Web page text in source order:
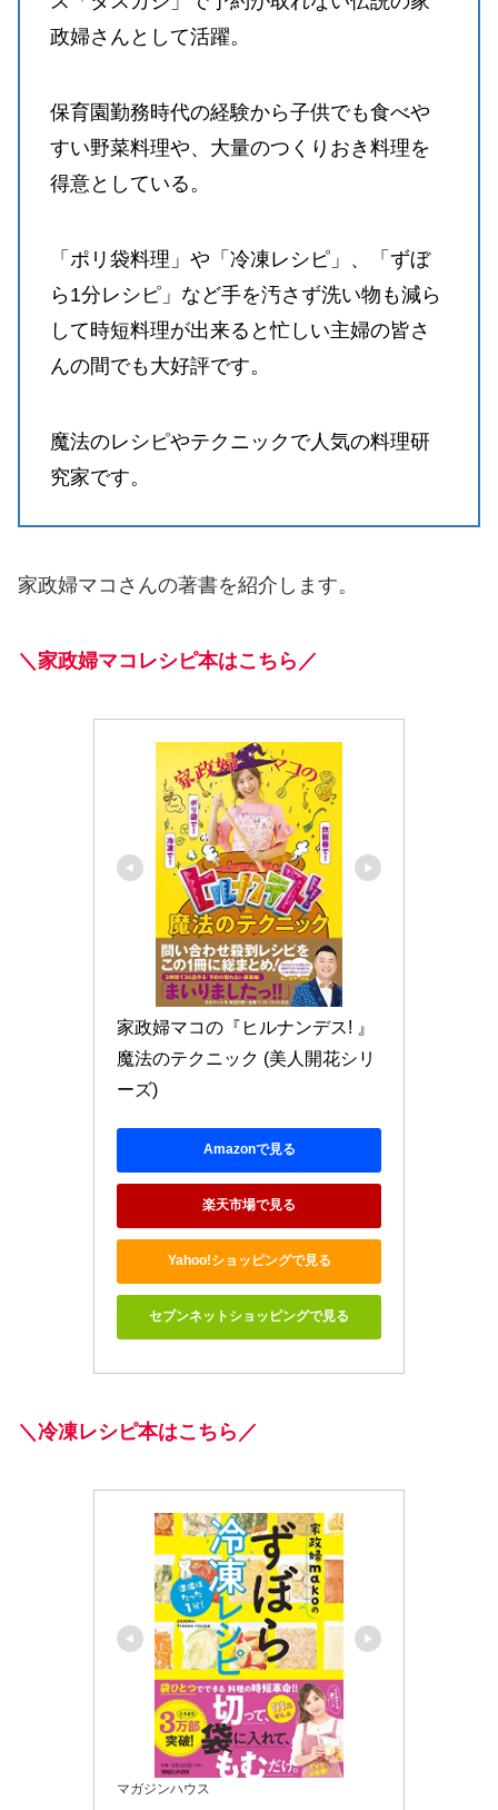
政婦さんとして活躍。
保育園勤務時代の経験から子供でも食べや
すい野菜料理や、大量のつくりおき料理を
得意としている。
「ポリ袋料理」や「冷凍レシピ」、「ずぼ
ら1分レシピ」など手を汚さず洗い物も減ら
して時短料理が出来ると忙しい主婦の皆さ
んの間でも大好評です。
魔法のレシピやテクニックで人気の料理研
究家です。
家政婦マコさんの著書を紹介します。
＼家政婦マコレシピ本はこちら／
家政婦マコの『ヒルナンデス! 』
魔法のテクニック (美人開花シリ
ーズ)
Amazonで見る
楽天市場で見る
Yahoo!ショッピングで見る
セブンネットショッピングで見る
＼冷凍レシピ本はこちら／
マガジンハウス